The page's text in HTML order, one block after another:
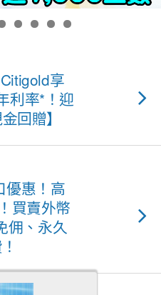
Citigold享
利率*！迎
回贈】
優惠！高
買賣外幣
佣、永久